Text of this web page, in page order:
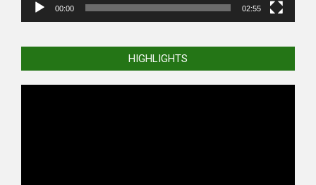
00:00 02:55
HIGHLIGHTS